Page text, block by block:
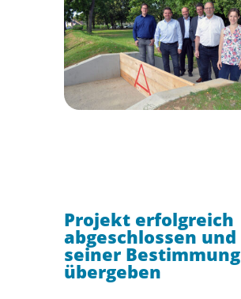
Projekt erfolgreich
abgeschlossen und
seiner Bestimmung
übergeben